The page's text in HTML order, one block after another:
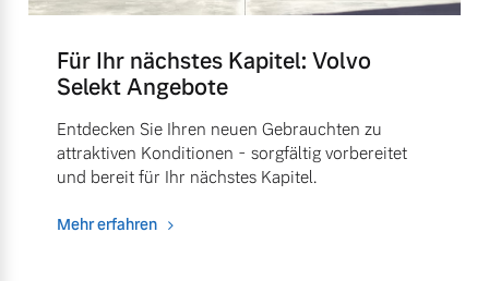
Für Ihr nächstes Kapitel: Volvo
Selekt Angebote
Entdecken Sie Ihren neuen Gebrauchten zu
attraktiven Konditionen - sorgfältig vorbereitet
und bereit für Ihr nächstes Kapitel.
Mehr erfahren